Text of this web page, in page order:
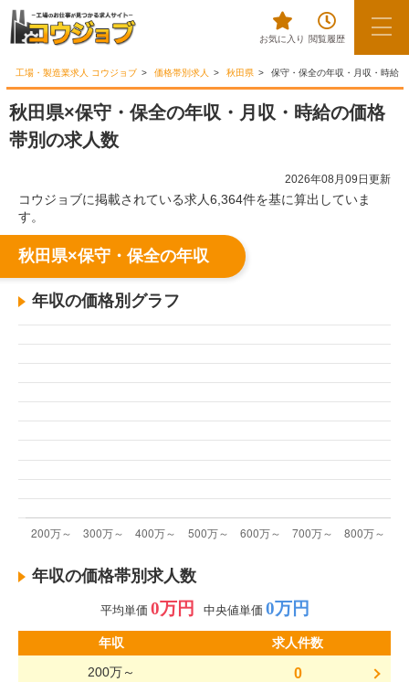
お気に入り 閲覧履歴
工場・製造業求人 コウジョブ 価格帯別求人 秋田県 保守・保全の年収・月収・時給
秋田県×保守・保全の年収・月収・時給の価格
帯別の求人数
2026年08月09日更新
コウジョブに掲載されている求人6,364件を基に算出していま
す。
秋田県×保守・保全の年収
年収の価格別グラフ
年収の価格帯別求人数
平均単価 0万円 中央値単価 0万円
年収
求人件数
200万～
0